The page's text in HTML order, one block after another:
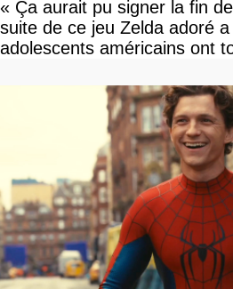
« Ça aurait pu signer la fin
suite de ce jeu Zelda adoré
adolescents américains ont